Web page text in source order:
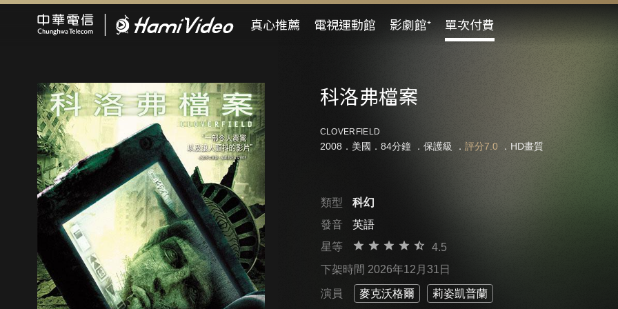
真心推薦 電視運動館 影劇館⁺ 單次付費
科洛弗檔案
CLOVERFIELD
2008．美國．84分鐘 ． 保護級 ． 評分7.0．HD畫質
類型
科幻
發音
英語
星等
4.5
下架時間 2026年12月31日
演員 麥克沃格爾 莉姿凱普蘭